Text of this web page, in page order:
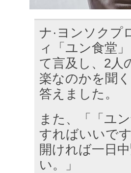
ナ·ヨンソクプ
ィ「ユン食堂
て言及し、2人
楽なのかを聞
答えました。
また、「「ユ
すればいいで
開ければ一日
い。」